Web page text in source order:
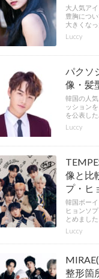
大人気ア
豊胸につ
大きくな
Luccy
パクソ
像・髪
韓国の人
ッション
を公表し
Luccy
像と比
プ・ヒ
韓国ボー
ヒョンソ
とめまし
Luccy
整形箇